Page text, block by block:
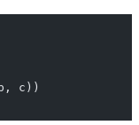
c))